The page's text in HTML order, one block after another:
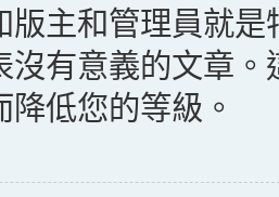
版主和管理員就
沒有意義的文章
降低您的等級。